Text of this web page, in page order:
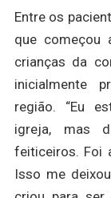
Entre os
que começou
crianças da
inicialmente
região. “Eu
igreja, mas
feiticeiros. Foi
Isso me